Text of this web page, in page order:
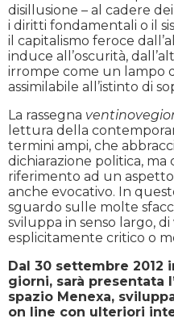
disillusione – al cadere
i diritti fondamentali o il
il capitalismo feroce
induce all’oscurità,
irrompe come un lampo
assimilabile all’istinto di
La rassegna
lettura della
termini ampi, che
dichiarazione politica, ma
riferimento ad un
anche evocativo. In
sguardo sulle molte
sviluppa in senso largo,
esplicitamente critico o
Dal 30 settembre 2012
giorni, sarà presentata
spazio Menexa,
on line con ulteriori